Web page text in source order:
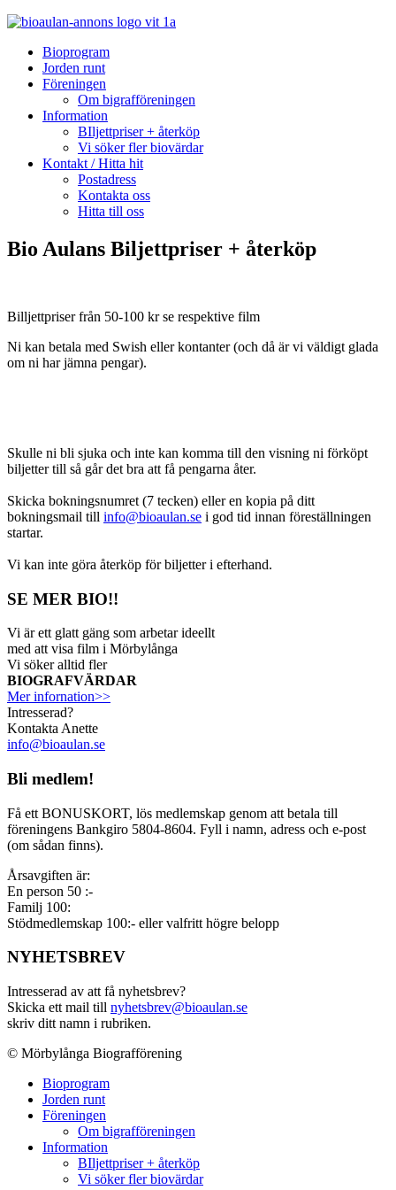
Bioprogram
Jorden runt
Föreningen
Om bigrafföreningen
Information
BIljettpriser + återköp
Vi söker fler biovärdar
Kontakt / Hitta hit
Postadress
Kontakta oss
Hitta till oss
Bio Aulans Biljettpriser + återköp
Billjettpriser från 50-100 kr se respektive film
Ni kan betala med Swish eller kontanter (och då är vi väldigt glada
om ni har jämna pengar).
Skulle ni bli sjuka och inte kan komma till den visning ni förköpt
biljetter till så går det bra att få pengarna åter.
Skicka bokningsnumret (7 tecken) eller en kopia på ditt
bokningsmail till info@bioaulan.se i god tid innan föreställningen
startar.
Vi kan inte göra återköp för biljetter i efterhand.
SE MER BIO!!
Vi är ett glatt gäng som arbetar ideellt
med att visa film i Mörbylånga
Vi söker alltid fler
BIOGRAFVÄRDAR
Mer infornation>>
Intresserad?
Kontakta Anette
info@bioaulan.se
Bli medlem!
Få ett BONUSKORT, lös medlemskap genom att betala till
föreningens Bankgiro 5804-8604. Fyll i namn, adress och e-post
(om sådan finns).
Årsavgiften är:
En person 50 :-
Familj 100:
Stödmedlemskap 100:- eller valfritt högre belopp
NYHETSBREV
Intresserad av att få nyhetsbrev?
Skicka ett mail till nyhetsbrev@bioaulan.se
skriv ditt namn i rubriken.
© Mörbylånga Biografförening
Bioprogram
Jorden runt
Föreningen
Om bigrafföreningen
Information
BIljettpriser + återköp
Vi söker fler biovärdar